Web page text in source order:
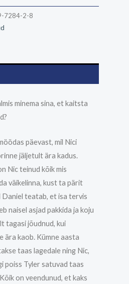
7284-2-8
minema sina, et kaitsta
päevast, mil Nici
jäljetult ära kadus.
Nic teinud kõik mis
väikelinna, kust ta pärit
Daniel teatab, et isa tervis
naisel asjad pakkida ja koju
tagasi jõudnud, kui
ära kaob. Kümne aasta
taas lagedale ning Nic,
poiss Tyler satuvad taas
on veendunud, et kaks